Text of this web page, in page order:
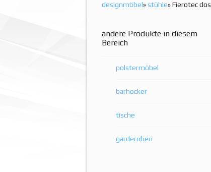
designmöbel»stühle» Fierotec dos
andere Produkte in diesem
Bereich
polstermöbel
barhocker
tische
garderoben